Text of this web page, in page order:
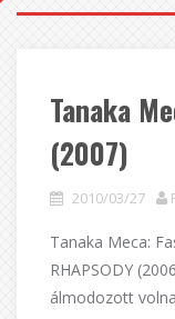
Tanaka
(2007)
2010/03/27
Tanaka Meca:
RHAPSODY
álmodozott